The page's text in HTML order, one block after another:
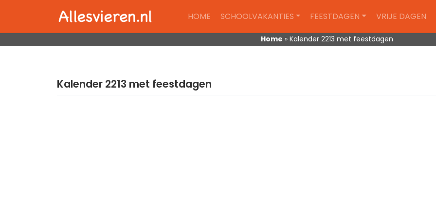
HOME SCHOOLVAKANTIES FEESTDAGEN VRIJE DAGEN
Home » Kalender 2213 met feestdagen
Kalender 2213 met feestdagen